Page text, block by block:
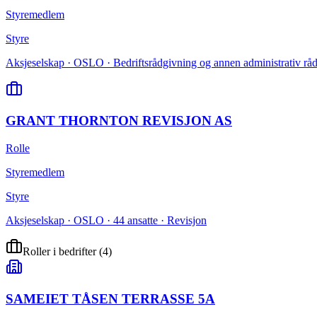
Styremedlem
Styre
Aksjeselskap · OSLO · Bedriftsrådgivning og annen administrativ
GRANT THORNTON REVISJON AS
Rolle
Styremedlem
Styre
Aksjeselskap · OSLO · 44 ansatte · Revisjon
Roller i bedrifter(4)
SAMEIET TÅSEN TERRASSE 5A